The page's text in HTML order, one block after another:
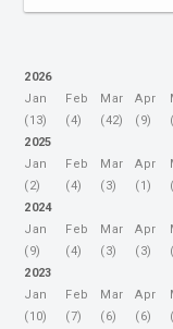
2026
Jan
(13)
Feb
(4)
Mar
(42)
Apr
(9)
2025
Jan
(2)
Feb
(4)
Mar
(3)
Apr
(1)
2024
Jan
(9)
Feb
(4)
Mar
(3)
Apr
(3)
2023
Jan
(10)
Feb
(7)
Mar
(6)
Apr
(6)